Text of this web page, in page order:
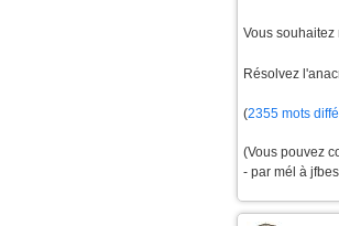
Vous souhaitez
Résolvez
(2355 mots
(Vous pouvez
- par mél à